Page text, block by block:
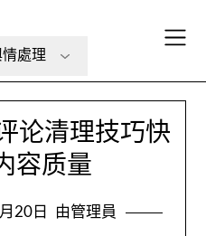
情處理
论清理技巧快
容质量
20日 由管理員